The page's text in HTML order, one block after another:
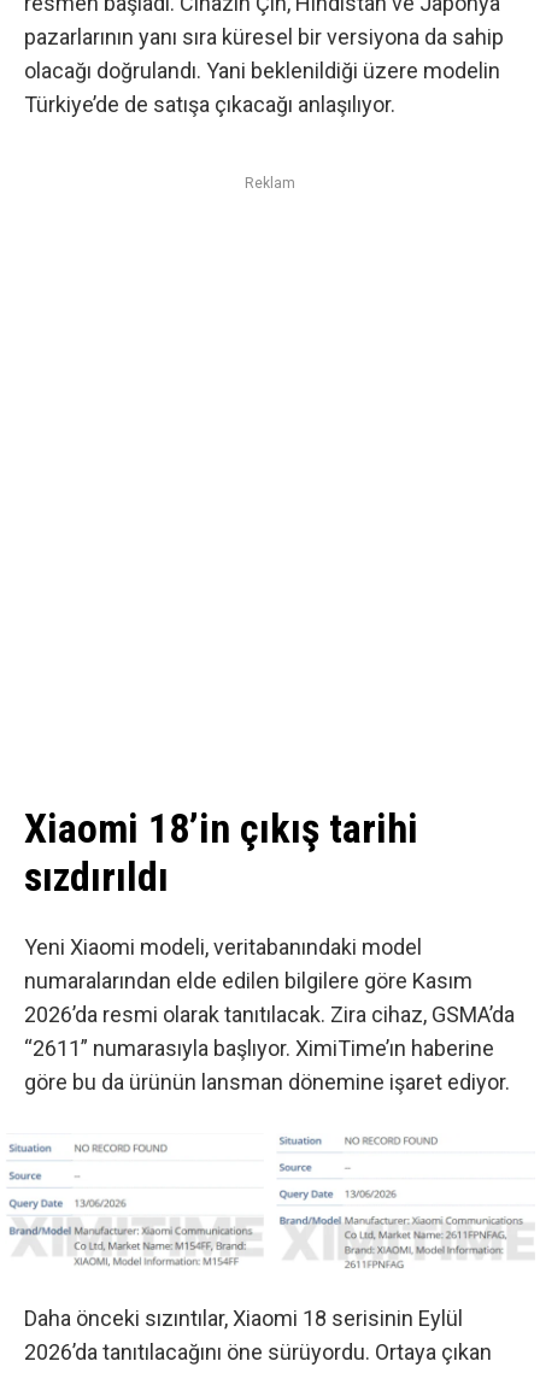
pazarlarının yanı sıra küresel bir versiyona da sahip
olacağı doğrulandı. Yani beklenildiği üzere modelin
Türkiye’de de satışa çıkacağı anlaşılıyor.
Reklam
Xiaomi 18’in çıkış tarihi
sızdırıldı
Yeni Xiaomi modeli, veritabanındaki model
numaralarından elde edilen bilgilere göre Kasım
2026’da resmi olarak tanıtılacak. Zira cihaz, GSMA’da
“2611” numarasıyla başlıyor. XimiTime’ın haberine
göre bu da ürünün lansman dönemine işaret ediyor.
Daha önceki sızıntılar, Xiaomi 18 serisinin Eylül
2026’da tanıtılacağını öne sürüyordu. Ortaya çıkan